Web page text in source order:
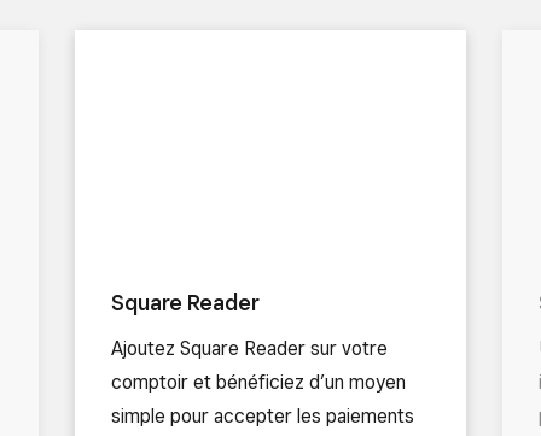
Square Reader
Ajoutez Square Reader sur votre
comptoir et bénéficiez d’un moyen
simple pour accepter les paiements